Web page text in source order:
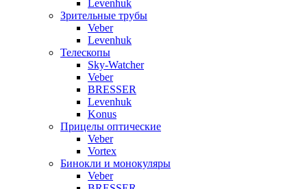
Levenhuk
Зрительные трубы
Veber
Levenhuk
Телескопы
Sky-Watcher
Veber
BRESSER
Levenhuk
Konus
Прицелы оптические
Veber
Vortex
Бинокли и монокуляры
Veber